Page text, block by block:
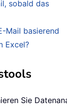
sobald das
Mail basierend
Excel?
Sie